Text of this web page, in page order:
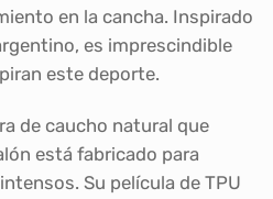
en la cancha. Inspirado
es imprescindible
este deporte.
de caucho natural que
está fabricado para
Su película de TPU